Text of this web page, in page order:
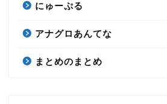
にゅーぷる
アナグロあんてな
まとめのまとめ